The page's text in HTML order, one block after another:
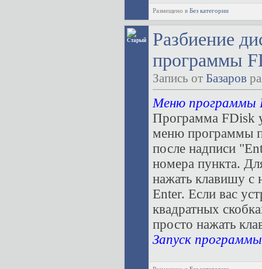
Размещено в Без категории
Разбиение
программы
Запись от Базаров
Меню программы
Программа FDisk
меню программы
после надписи
номера пункта.
нажать клавишу с
Enter. Если вас
квадратных
просто нажать
Запуск